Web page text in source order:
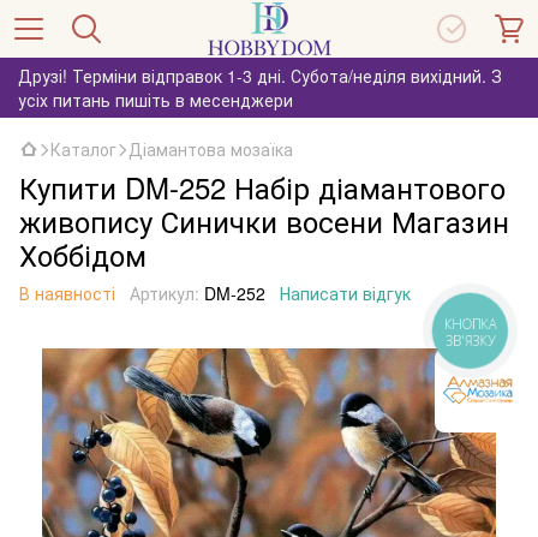
Друзі! Терміни відправок 1-3 дні. Субота/неділя вихідний. З
усіх питань пишіть в месенджери
Каталог Діамантова мозаїка
Купити DM-252 Набір діамантового
живопису Синички восени Магазин
Хоббідом
В наявності Артикул: DM-252 Написати відгук
КНОПКА
ЗВ'ЯЗКУ